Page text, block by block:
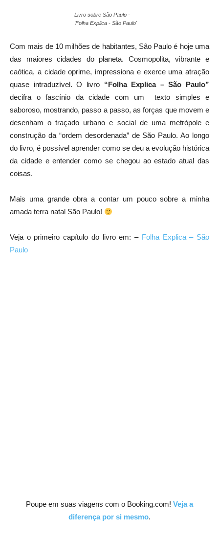
Livro sobre São Paulo -
'Folha Explica - São Paulo'
Com mais de 10 milhões de habitantes, São Paulo é hoje uma
das maiores cidades do planeta. Cosmopolita, vibrante e
caótica, a cidade oprime, impressiona e exerce uma atração
quase intraduzível. O livro“Folha Explica – São Paulo”
decifra o fascínio da cidade com um texto simples e
saboroso, mostrando, passo a passo, as forças que movem e
desenham o traçado urbano e social de uma metrópole e
construção da “ordem desordenada” de São Paulo. Ao longo
do livro, é possível aprender como se deu a evolução histórica
da cidade e entender como se chegou ao estado atual das
coisas.
Mais uma grande obra a contar um pouco sobre a minha
amada terra natal São Paulo!
Veja o primeiro capítulo do livro em: – Folha Explica – São
Paulo
Poupe em suas viagens com o Booking.com! Veja a
diferença por si mesmo.